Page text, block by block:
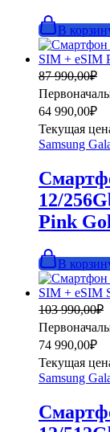
В
87 990,00₽
64 990,00₽
Текущая
Samsung
12/
Pink
В
103 990,00₽
74 990,00₽
Текущая
Samsung